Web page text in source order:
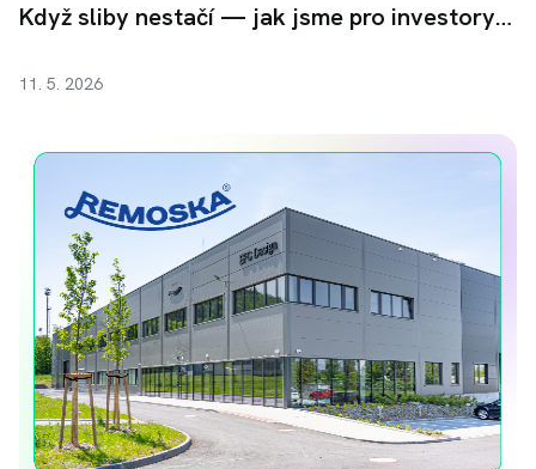
Když sliby nestačí — jak jsme pro investory získali zpět 38,6 milionu korun
11. 5. 2026